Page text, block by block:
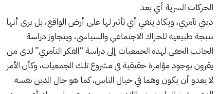
الحركات السرية أي بعد
ديني تآمري، ويكاد ينفي أي تأثير لها على أرض الواقع، بل يرى أنها
نتيجة طبيعية للحراك الاجتماعي والسياسي، ويتجاوز دراسة
الجانب الخفي لهذه الجمعيات إلى دراسة “الفكر التآمري” لدى من
يقرون بوجود مؤامرة حقيقية في مشروع تلك الجمعيات، وكأن الأمر
لا يعدو أن يكون وهما في خيال الناس، كما هو حال الدين نفسه